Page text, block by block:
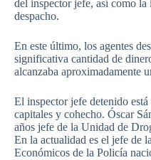
del inspector jefe, así como la
despacho.
En este último, los agentes
significativa cantidad de
alcanzaba aproximadamente
El inspector jefe detenido
capitales y cohecho. Óscar
años jefe de la Unidad de
En la actualidad es el jefe de
Económicos de la Policía